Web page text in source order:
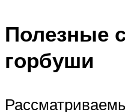
Полезные
горбуши